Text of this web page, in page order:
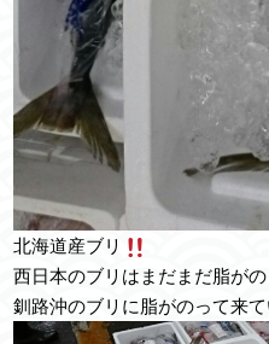
北海道産ブリ
西日本のブリはまだまだ脂が
釧路沖のブリに脂がのって来